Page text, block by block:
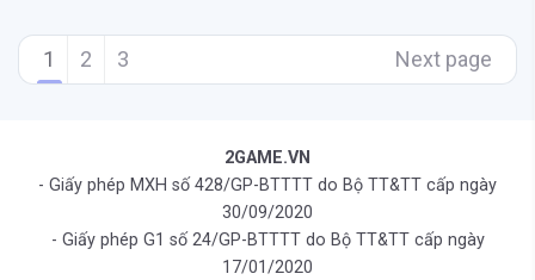
1 2 3 Next page
2GAME.VN
- Giấy phép MXH số 428/GP-BTTTT do Bộ TT&TT cấp ngày
30/09/2020
- Giấy phép G1 số 24/GP-BTTTT do Bộ TT&TT cấp ngày
17/01/2020